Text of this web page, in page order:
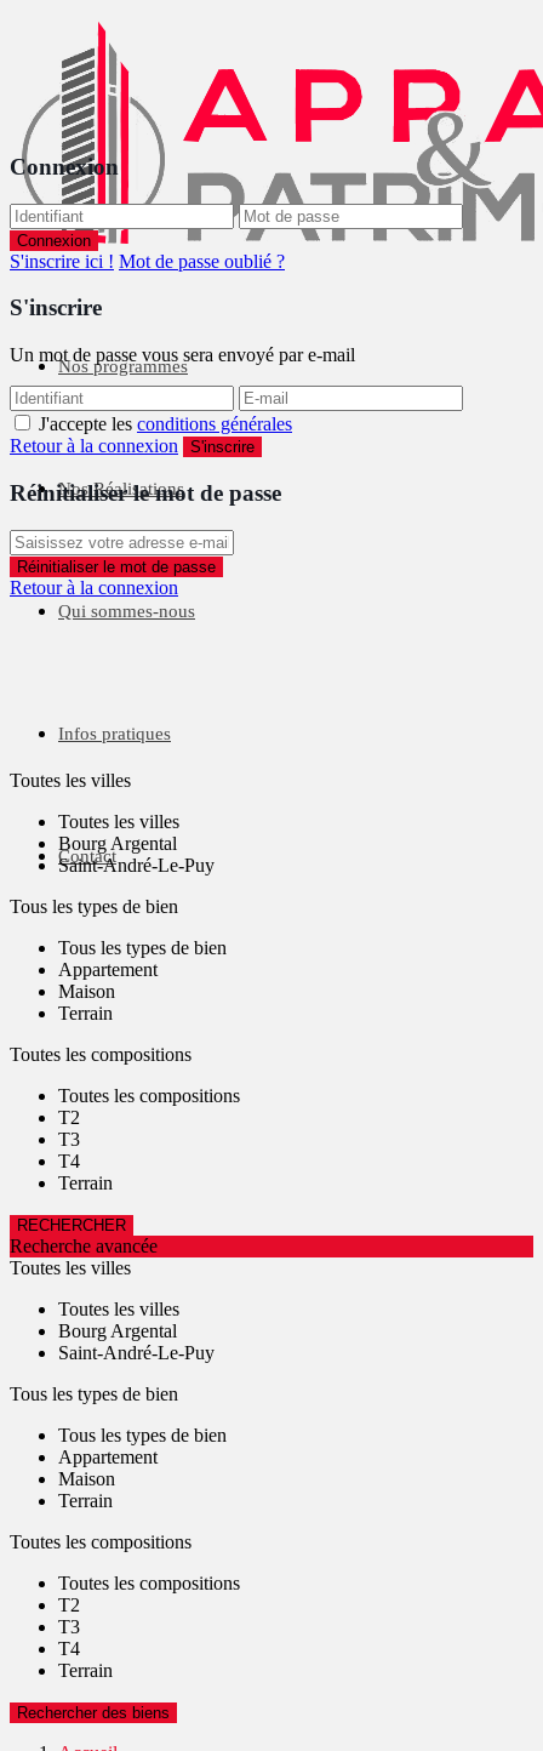
Nos programmes
Nos Réalisations
Qui sommes-nous
Infos pratiques
Contact
Connexion
Connexion
S'inscrire ici ! Mot de passe oublié ?
S'inscrire
Un mot de passe vous sera envoyé par e-mail
J'accepte les conditions générales
Retour à la connexion
S'inscrire
Réinitialiser le mot de passe
Réinitialiser le mot de passe
Retour à la connexion
Toutes les villes
Toutes les villes
Bourg Argental
Saint-André-Le-Puy
Tous les types de bien
Tous les types de bien
Appartement
Maison
Terrain
Toutes les compositions
Toutes les compositions
T2
T3
T4
Terrain
Recherche avancée
Toutes les villes
Toutes les villes
Bourg Argental
Saint-André-Le-Puy
Tous les types de bien
Tous les types de bien
Appartement
Maison
Terrain
Toutes les compositions
Toutes les compositions
T2
T3
T4
Terrain
Rechercher des biens